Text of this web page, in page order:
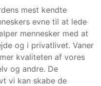
mest kendte
evne til at lede
mennesker med at
og i privatlivet. Vaner
kvaliteten af vores
og andre. De
vi kan skabe de